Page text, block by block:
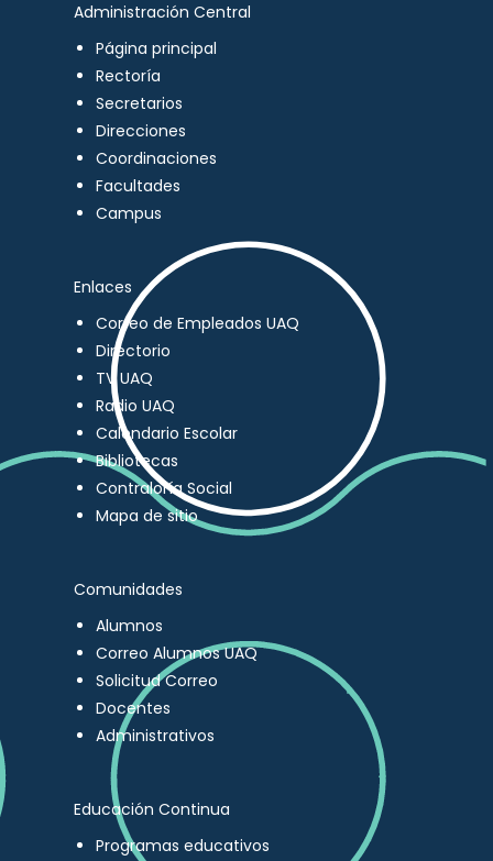
Administración Central
Página principal
Rectoría
Secretarios
Direcciones
Coordinaciones
Facultades
Campus
Enlaces
Correo de Empleados UAQ
Directorio
TV UAQ
Radio UAQ
Calendario Escolar
Bibliotecas
Contraloría Social
Mapa de sitio
Comunidades
Alumnos
Correo Alumnos UAQ
Solicitud Correo
Docentes
Administrativos
Educación Continua
Programas educativos